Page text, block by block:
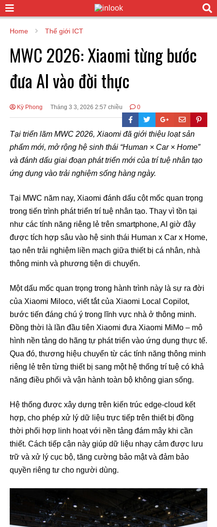
Home Thế giới ICT
MWC 2026: Xiaomi từng bước
đưa AI vào đời thực
Kỳ Phong Tháng 3 3, 2026 2:57 chiều 0
Tại triển lãm MWC 2026, Xiaomi đã giới thiệu loạt sản
phẩm mới, mở rộng hệ sinh thái “Human × Car × Home”
và đánh dấu giai đoạn phát triển mới của trí tuệ nhân tạo
ứng dụng vào trải nghiệm sống hàng ngày.
Tại MWC năm nay, Xiaomi đánh dấu cột mốc quan trọng
trong tiến trình phát triển trí tuệ nhân tạo. Thay vì tồn tại
như các tính năng riêng lẻ trên smartphone, AI giờ đây
được tích hợp sâu vào hệ sinh thái Human x Car x Home,
tạo nên trải nghiệm liền mạch giữa thiết bị cá nhân, nhà
thông minh và phương tiện di chuyển.
Một dấu mốc quan trọng trong hành trình này là sự ra đời
của Xiaomi Miloco, viết tắt của Xiaomi Local Copilot,
bước tiến đáng chú ý trong lĩnh vực nhà ở thông minh.
Đồng thời là lần đầu tiên Xiaomi đưa Xiaomi MiMo – mô
hình nền tảng do hãng tự phát triển vào ứng dụng thực tế.
Qua đó, thương hiệu chuyển từ các tính năng thông minh
riêng lẻ trên từng thiết bị sang một hệ thống trí tuệ có khả
năng điều phối và vận hành toàn bộ không gian sống.
Hệ thống được xây dựng trên kiến trúc edge-cloud kết
hợp, cho phép xử lý dữ liệu trực tiếp trên thiết bị đồng
thời phối hợp linh hoạt với nền tảng đám mây khi cần
thiết. Cách tiếp cận này giúp dữ liệu nhạy cảm được lưu
trữ và xử lý cục bộ, tăng cường bảo mật và đảm bảo
quyền riêng tư cho người dùng.